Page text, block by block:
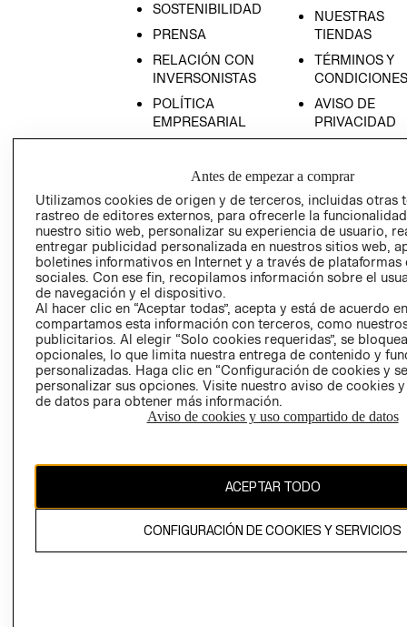
SOSTENIBILIDAD
PRENSA
RELACIÓN CON
INVERSONISTAS
POLÍTICA
EMPRESARIAL
NUESTRAS
TIENDAS
TÉRMINOS Y
CONDICIONES
AVISO DE
PRIVACIDAD
AVISO DE
LIBRO DE
Ecuador ($)
CAMBIAR REGIÓN
propiedad de H&M Hennes & Mauritz AB.
Antes de empezar a comprar
Utilizamos cookies de origen y de terceros, incluidas otras
rastreo de editores externos, para ofrecerle la
nuestro sitio web, personalizar su experiencia de usuario,
entregar publicidad personalizada en nuestros sitios web,
boletines informativos en Internet y a través de plataformas
sociales. Con ese fin, recopilamos información sobre el
de navegación y el dispositivo.
Al hacer clic en “Aceptar todas”, acepta y está de acuerdo
compartamos esta información con terceros, como
publicitarios. Al elegir “Solo cookies requeridas”, se
opcionales, lo que limita nuestra entrega de contenido y
personalizadas. Haga clic en “Configuración de cookies y
personalizar sus opciones. Visite nuestro aviso de cookies
de datos para obtener más información.
Aviso de cookies y uso compartido de datos
ACEPTAR TODO
CONFIGURACIÓN DE COOKIES Y SERVICIOS